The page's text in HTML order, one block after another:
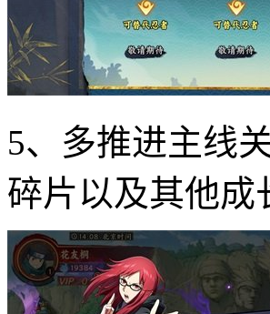
5、多推进主线
碎片以及其他成